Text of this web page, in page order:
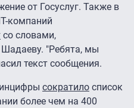
от Госуслуг. Также в
компаний
со словами,
"Ребята, мы
текст сообщения.
сократило список
более чем на 400